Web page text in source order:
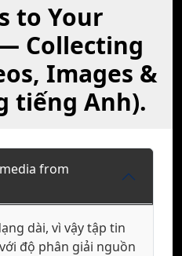
to Your
Collecting
Images &
tiếng Anh).
from
dài, vì vậy tập tin
độ phân giải nguồn